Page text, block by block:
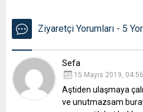
Ziyaretçi Yorumları - 5
Sefa
15 Mayıs 2019, 04:56
Aştiden ulaşmaya
ve unutmazsam